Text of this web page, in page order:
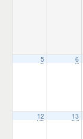
5 6
12 13